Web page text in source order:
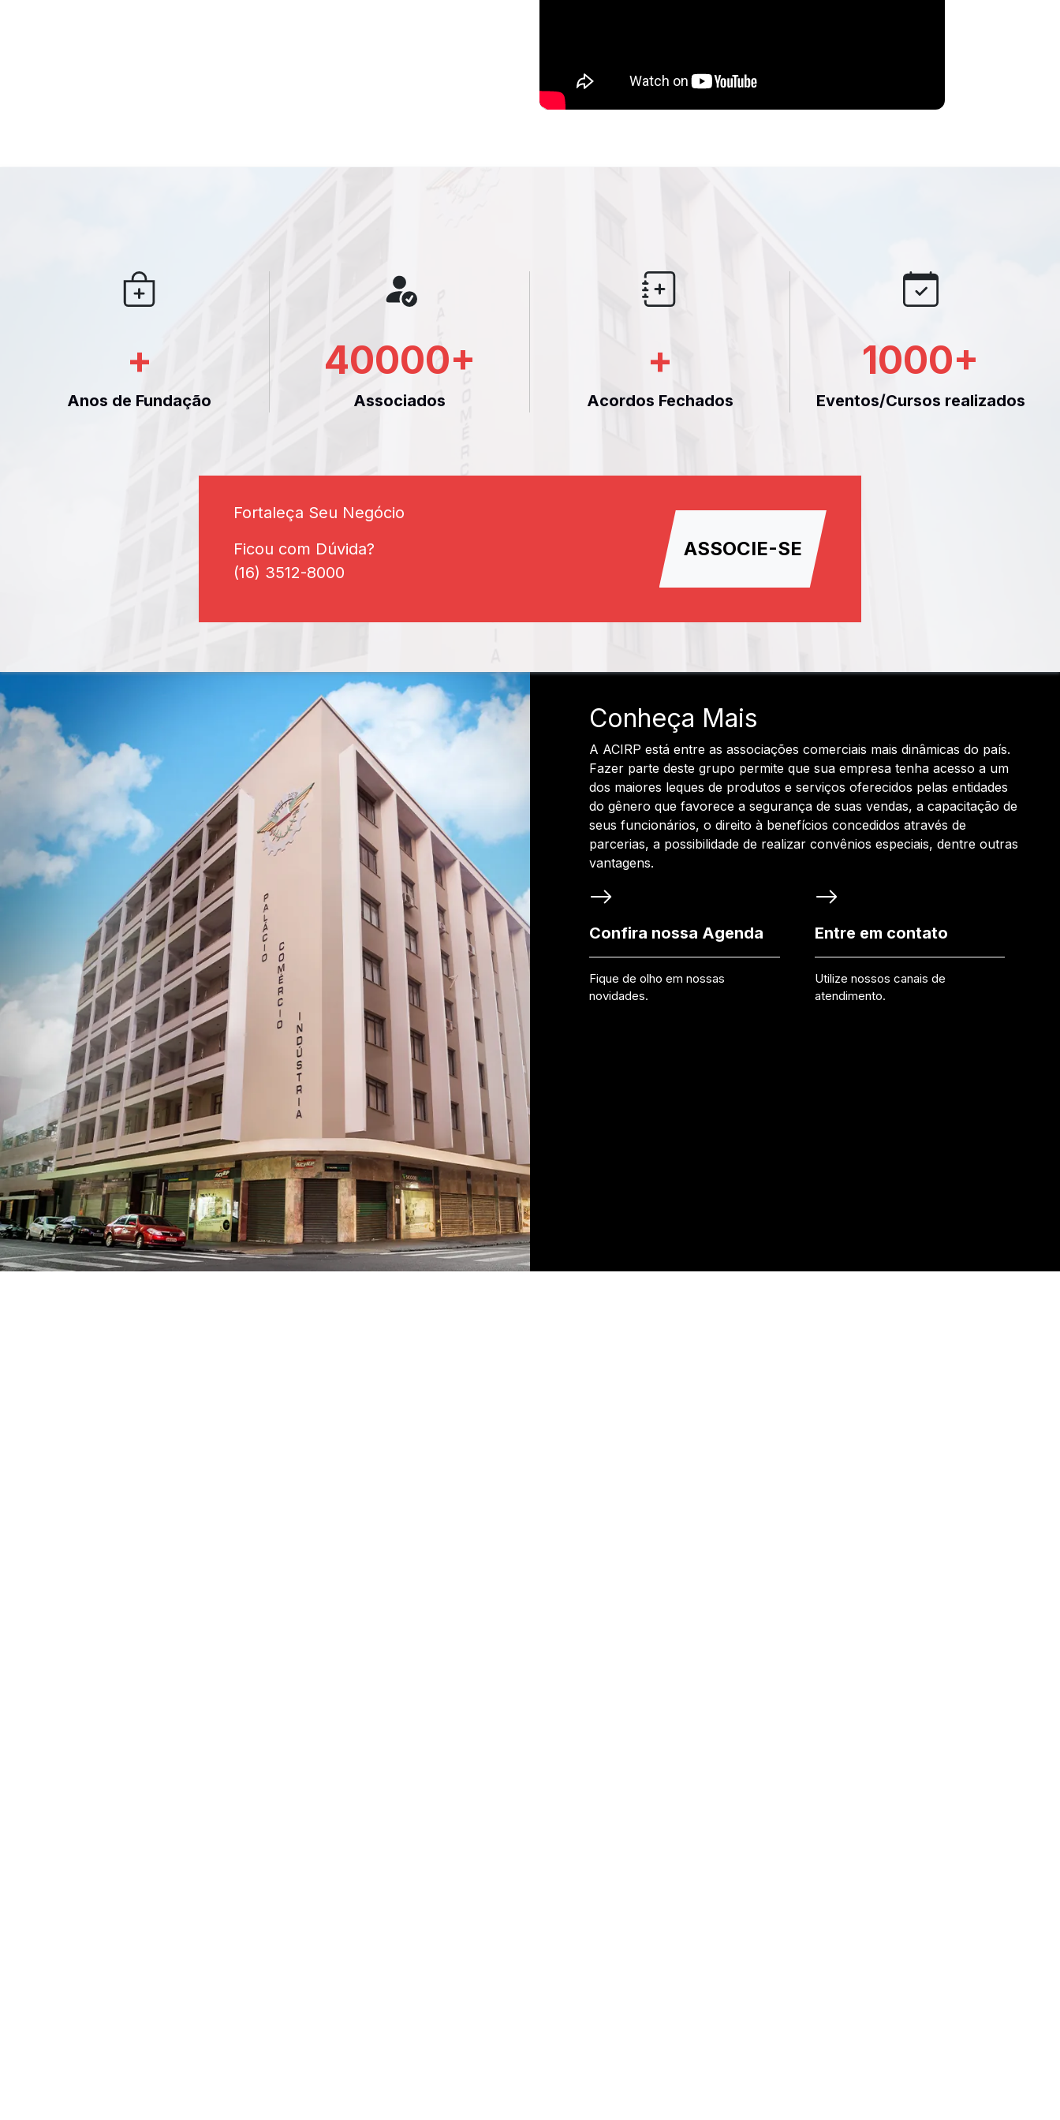
+
Anos de Fundação
40000+
Associados
+
Acordos Fechados
1000+
Eventos/Cursos realizados
Fortaleça Seu Negócio
Ficou com Dúvida?
(16) 3512-8000
ASSOCIE-SE
Conheça Mais
A ACIRP está entre as associações comerciais mais dinâmicas do país.
Fazer parte deste grupo permite que sua empresa tenha acesso a um
dos maiores leques de produtos e serviços oferecidos pelas entidades
do gênero que favorece a segurança de suas vendas, a capacitação de
seus funcionários, o direito à benefícios concedidos através de
parcerias, a possibilidade de realizar convênios especiais, dentre outras
vantagens.
Confira nossa Agenda
Fique de olho em nossas
novidades.
Entre em contato
Utilize nossos canais de
atendimento.